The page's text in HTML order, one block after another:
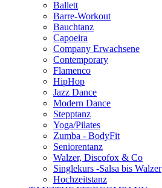
Ballett
Barre-Workout
Bauchtanz
Capoeira
Company Erwachsene
Contemporary
Flamenco
HipHop
Jazz Dance
Modern Dance
Stepptanz
Yoga/Pilates
Zumba - BodyFit
Seniorentanz
Walzer, Discofox & Co
Singlekurs -Salsa bis Walzer
Hochzeitstanz